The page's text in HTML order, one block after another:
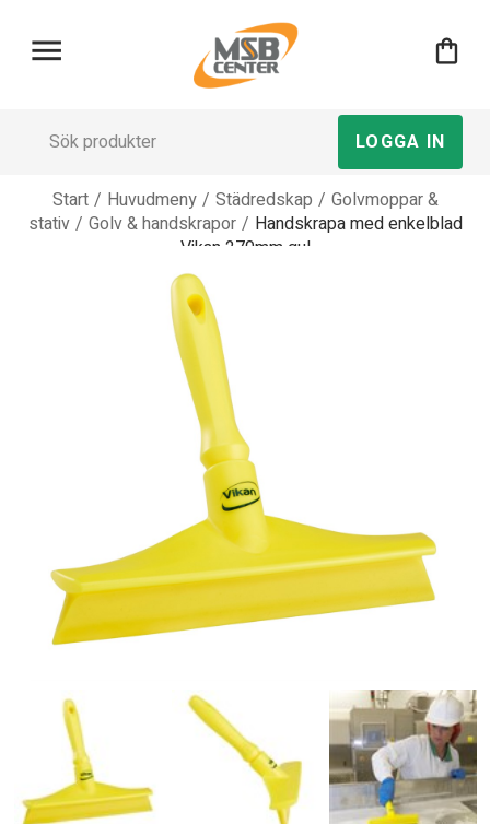
menu shopping_bag
LOGGA IN
Start / Huvudmeny / Städredskap / Golvmoppar &
stativ / Golv & handskrapor / Handskrapa med enkelblad
Vikan 270mm gul